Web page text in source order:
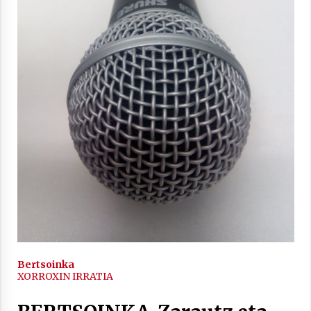
inguruko tailerraren audioa
2021/11/25
Mahai-ingurua: irratia, podcastak
eta ondoren zer?
2021/11/12
Bertsoinka
XORROXIN IRRATIA